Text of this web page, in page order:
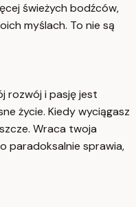
świeżych bodźców,
myślach. To nie są
rozwój i pasję jest
życie. Kiedy wyciągasz
Wraca twoja
paradoksalnie sprawia,